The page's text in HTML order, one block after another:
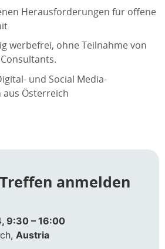
Herausforderungen für offene
werbefrei, ohne Teilnahme von
und Social Media-
Österreich
anmelden
9:30 – 16:00
Austria